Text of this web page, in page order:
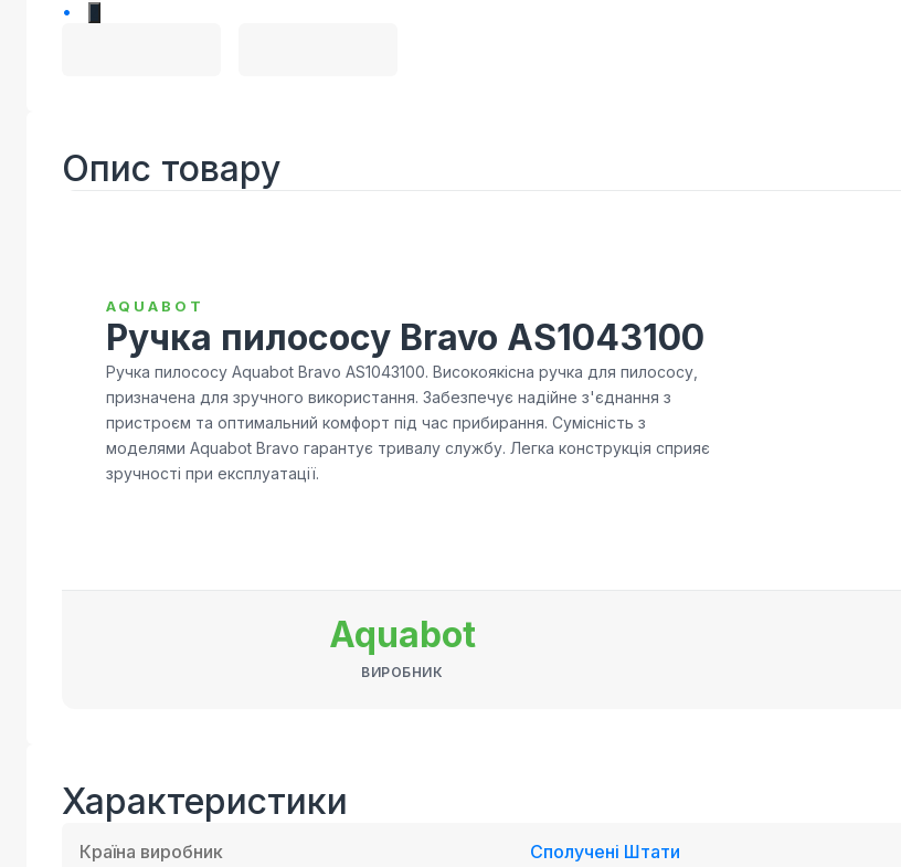
Опис товару
AQUABOT
Ручка пилососу Bravo AS1043100
Ручка пилососу Aquabot Bravo AS1043100. Високоякісна ручка для пилососу,
призначена для зручного використання. Забезпечує надійне з'єднання з
пристроєм та оптимальний комфорт під час прибирання. Сумісність з
моделями Aquabot Bravo гарантує тривалу службу. Легка конструкція сприяє
зручності при експлуатації.
Aquabot
ВИРОБНИК
Характеристики
Країна виробник Сполучені Штати